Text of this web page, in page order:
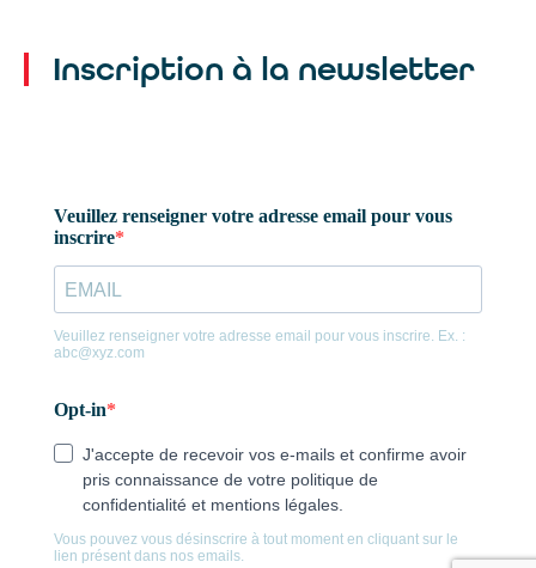
Un seul mail pour toutes nos
contact@agencealix.fr
Inscription à la newsletter